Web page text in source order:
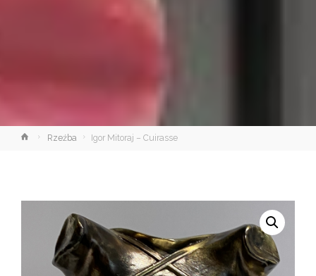
StronaRzeźba Igor Mitoraj – Cuirasse